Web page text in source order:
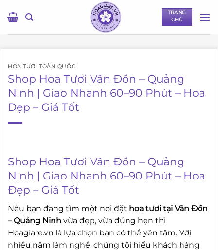
qua
TRANG
CHỦ
HOA TƯƠI TOÀN QUỐC
Shop Hoa Tươi Vân Đồn – Quảng
Ninh | Giao Nhanh 60–90 Phút – Hoa
Đẹp – Giá Tốt
Shop Hoa Tươi Vân Đồn – Quảng
Ninh | Giao Nhanh 60–90 Phút – Hoa
Đẹp – Giá Tốt
Nếu bạn đang tìm một nơi đặt hoa tươi tại Vân Đồn
– Quảng Ninh vừa đẹp, vừa đúng hẹn thì
Hoagiare.vn là lựa chọn bạn có thể yên tâm. Với
nhiều năm làm nghề, chúng tôi hiểu khách hàng